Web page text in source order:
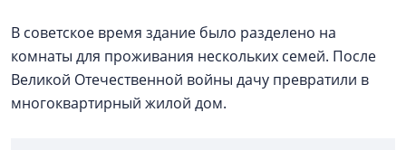
В советское время здание было разделено на
комнаты для проживания нескольких семей. После
Великой Отечественной войны дачу превратили в
многоквартирный жилой дом.